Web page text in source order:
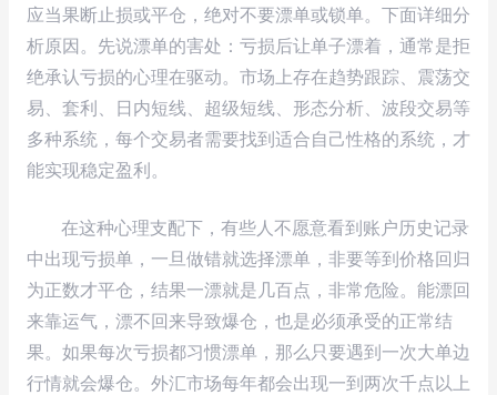
应当果断止损或平仓，绝对不要漂单或锁单。下面详细分
析原因。先说漂单的害处：亏损后让单子漂着，通常是拒
绝承认亏损的心理在驱动。市场上存在趋势跟踪、震荡交
易、套利、日内短线、超级短线、形态分析、波段交易等
多种系统，每个交易者需要找到适合自己性格的系统，才
能实现稳定盈利。
在这种心理支配下，有些人不愿意看到账户历史记录
中出现亏损单，一旦做错就选择漂单，非要等到价格回归
为正数才平仓，结果一漂就是几百点，非常危险。能漂回
来靠运气，漂不回来导致爆仓，也是必须承受的正常结
果。如果每次亏损都习惯漂单，那么只要遇到一次大单边
行情就会爆仓。外汇市场每年都会出现一到两次千点以上